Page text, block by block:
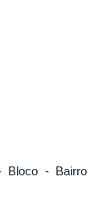
Bloco - Bairro